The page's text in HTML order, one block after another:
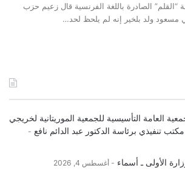
الصادرة باللغة الفرنسية قال زعيم حزب
ولد بلخير إنه لم يلحظ لحد…
العامة التأسيسية للجمعية الموريتانية لخريجي
تنفيذي برئاسة الدكتور عبد الدائم نافع
الأولى ـ أسماء أغسطس 4, 2026